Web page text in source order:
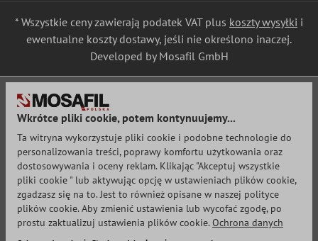
* Wszystkie ceny zawierają podatek VAT plus koszty wysyłki i
ewentualne koszty dostawy, jeśli nie określono inaczej.
Developed by Mosafil GmbH
Wkrótce pliki cookie, potem kontynuujemy...
Ta witryna wykorzystuje pliki cookie i podobne technologie do
personalizowania treści, poprawy komfortu użytkowania oraz
dostosowywania i oceny reklam. Klikając "Akceptuj wszystkie
pliki cookie " lub aktywując opcję w ustawieniach plików cookie,
zgadzasz się na to. Jest to również opisane w naszej polityce
plików cookie. Aby zmienić ustawienia lub wycofać zgodę, po
prostu zaktualizuj ustawienia plików cookie. Ochrona danych